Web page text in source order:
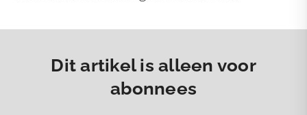
Dit artikel is alleen voor
abonnees